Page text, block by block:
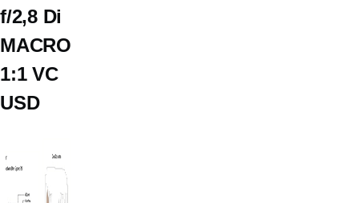
f/2,8 Di
MACRO
1:1 VC
USD